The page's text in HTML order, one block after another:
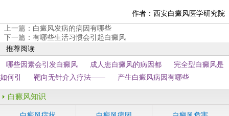
作者：西安白癜风医学研究院
上一篇： 白癜风发病的病因有哪些
下一篇： 有哪些生活习惯会引起白癜风
推荐阅读
哪些因素会引发白癜风
成人患白癜风的病因都
完全型白癜风是
如何引
靶向无针介入疗法—— 产生白癜风病因有哪些
白癜风知识